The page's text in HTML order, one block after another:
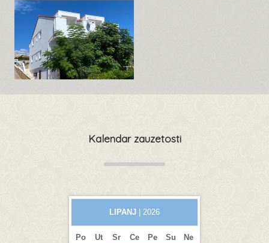
Kalendar zauzetosti
LIPANJ | 2026
Po Ut Sr Ce Pe Su Ne